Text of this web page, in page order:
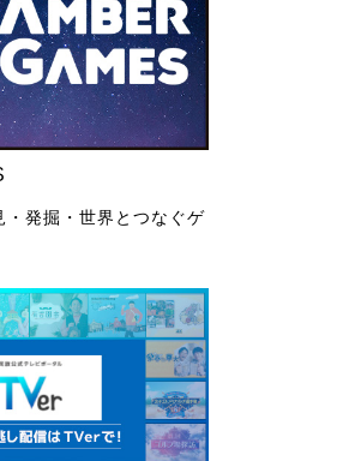
・発掘・世界とつなぐゲ